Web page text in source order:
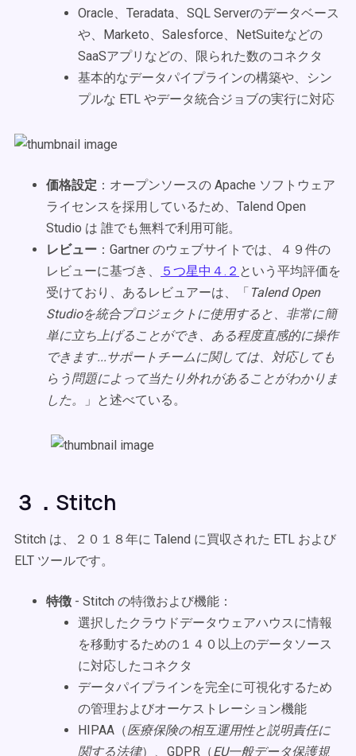
Oracle、Teradata、SQL Serverのデータベース
や、Marketo、Salesforce、NetSuiteなどの
SaaSアプリなどの、限られた数のコネクタ
基本的なデータパイプラインの構築や、シン
プルな ETL やデータ統合ジョブの実行に対応
価格設定 ：オープンソースの Apache ソフトウェア
ライセンスを採用しているため、Talend Open
Studio は 誰でも無料で利用可能。
レビュー ：Gartner のウェブサイトでは、４９件の
レビューに基づき、
５つ星中４.２ という平均評価を
受けており、あるレビュアーは、「 Talend Open
Studioを統合プロジェクトに使用すると、非常に簡
単に立ち上げることができ、ある程度直感的に操作
できます...サポートチームに関しては、対応しても
らう問題によって当たり外れがあることがわかりま
した。
」と述べている。
３．Stitch
Stitch は、２０１８年に Talend に買収された ETL および
ELT ツールです。
特徴 - Stitch の特徴および機能：
選択したクラウドデータウェアハウスに情報
を移動するための１４０以上のデータソース
に対応したコネクタ
データパイプラインを完全に可視化するため
の管理およびオーケストレーション機能
HIPAA（医療保険の相互運用性と説明責任に
関する法律）、GDPR（EU一般データ保護規